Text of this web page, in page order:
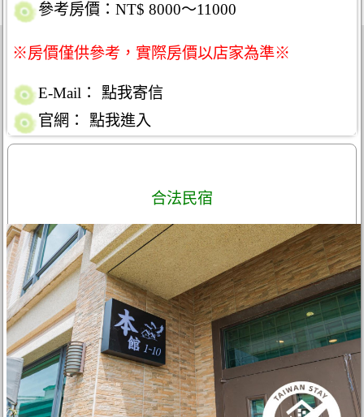
參考房價：NT$ 8000～11000
※房價僅供參考，實際房價以店家為準※
E-Mail：
點我寄信
官網：
點我進入
合法民宿